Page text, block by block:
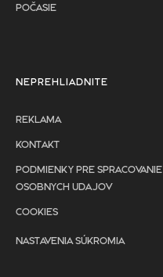
POČASIE
NEPREHLIADNITE
REKLAMA
KONTAKT
PODMIENKY PRE SPRACOVANIE
OSOBNYCH UDAJOV
COOKIES
NASTAVENIA SÚKROMIA